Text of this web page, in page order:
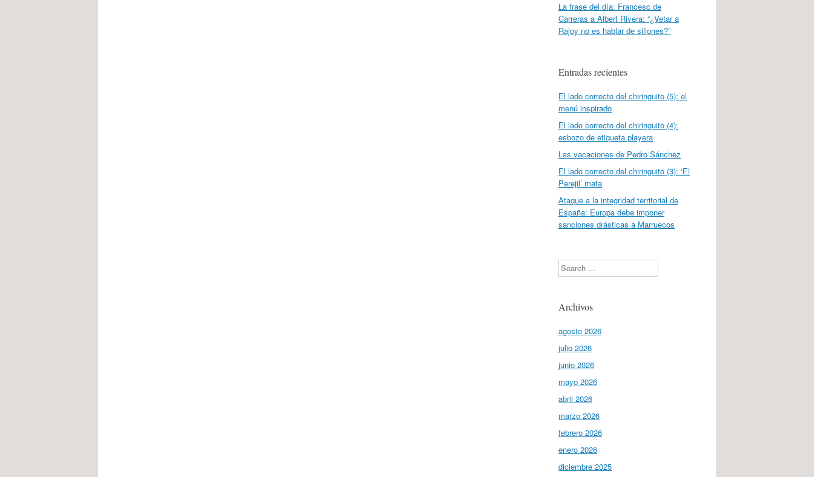
La frase del día: Francesc de
Carreras a Albert Rivera: “¿Vetar a
Rajoy no es hablar de sillones?”
Entradas recientes
El lado correcto del chiringuito (5): el
menú inspirado
El lado correcto del chiringuito (4):
esbozo de etiqueta playera
Las vacaciones de Pedro Sánchez
El lado correcto del chiringuito (3): ‘El
Perejil’ mata
Ataque a la integridad territorial de
España: Europa debe imponer
sanciones drásticas a Marruecos
Search
Archivos
agosto 2026
julio 2026
junio 2026
mayo 2026
abril 2026
marzo 2026
febrero 2026
enero 2026
diciembre 2025